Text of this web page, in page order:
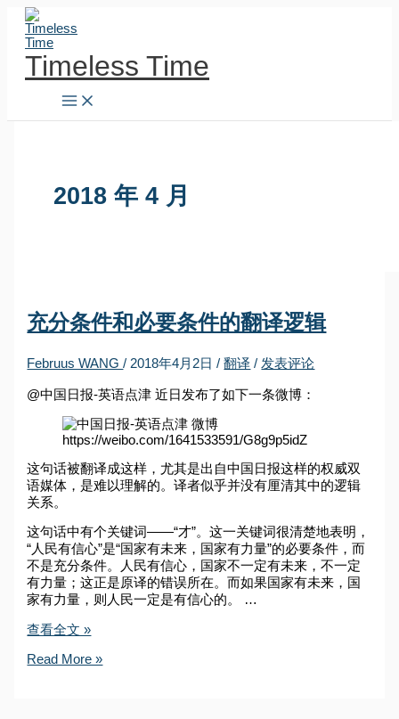
Timeless Time
2018 年 4 月
充分条件和必要条件的翻译逻辑
Februus WANG/ 2018年4月2日/翻译 / 发表评论
@中国日报-英语点津 近日发布了如下一条微博：
https://weibo.com/1641533591/G8g9p5idZ
这句话被翻译成这样，尤其是出自中国日报这样的权威双
语媒体，是难以理解的。译者似乎并没有厘清其中的逻辑
关系。
这句话中有个关键词——“才”。这一关键词很清楚地表明，
“人民有信心”是“国家有未来，国家有力量”的必要条件，而
不是充分条件。人民有信心，国家不一定有未来，不一定
有力量；这正是原译的错误所在。而如果国家有未来，国
家有力量，则人民一定是有信心的。 …
充
条
查看全文 »
充
Read More »